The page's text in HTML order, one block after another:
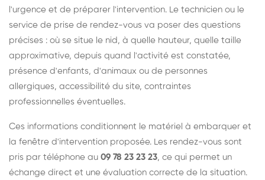
l'urgence et de préparer l'intervention. Le technicien ou le
service de prise de rendez-vous va poser des questions
précises : où se situe le nid, à quelle hauteur, quelle taille
approximative, depuis quand l'activité est constatée,
présence d'enfants, d'animaux ou de personnes
allergiques, accessibilité du site, contraintes
professionnelles éventuelles.
Ces informations conditionnent le matériel à embarquer et
la fenêtre d'intervention proposée. Les rendez-vous sont
pris par téléphone au 09 78 23 23 23, ce qui permet un
échange direct et une évaluation correcte de la situation.